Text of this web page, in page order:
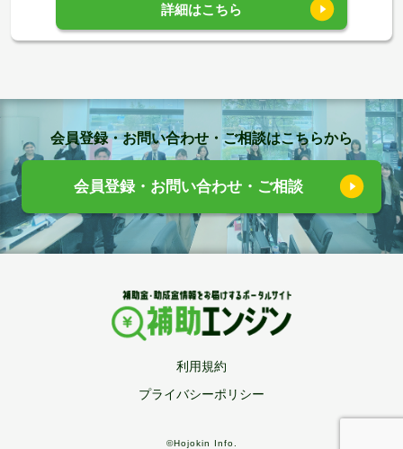
詳細はこちら
会員登録・お問い合わせ・ご相談はこちらから
会員登録・お問い合わせ・ご相談
利用規約
プライバシーポリシー
©Hojokin Info.